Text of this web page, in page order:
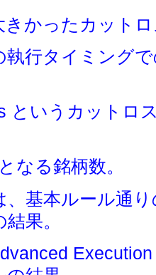
きかったカット
執行タイミング
いうカットロ
なる銘柄数。
、基本ルール通
果。